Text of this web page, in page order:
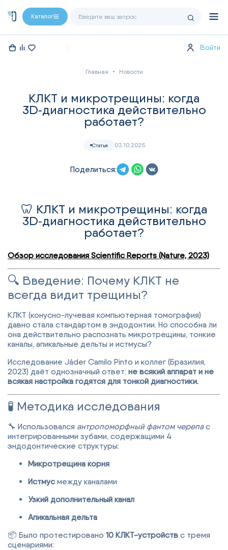
Каталог
Войти
Главная Новости
КЛКТ и микротрещины: когда
3D‑диагностика действительно
работает?
Статья 03.10.2025
Поделиться:
🦷 КЛКТ и микротрещины: когда
3D‑диагностика действительно
работает?
Обзор исследования Scientific Reports (Nature, 2023)
🔍 Введение: Почему КЛКТ не
всегда видит трещины?
КЛКТ (конусно-лучевая компьютерная томография)
давно стала стандартом в эндодонтии. Но способна ли
она действительно распознать микротрещины, тонкие
каналы, апикальные дельты и истмусы?
Исследование Jáder Camilo Pinto и коллег (Бразилия,
2023) даёт однозначный ответ: не всякий аппарат и не
всякая настройка годятся для тонкой диагностики.
🧪 Методика исследования
🔧 Использовался антропоморфный фантом черепас
интегрированными зубами, содержащими 4
эндодонтические структуры:
Микротрещина корня
Истмусмежду каналами
Узкий дополнительный канал
Апикальная дельта
📦 Было протестировано 10 КЛКТ-устройств с тремя
сценариями: